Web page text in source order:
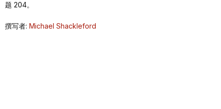
题 204。
撰写者: Michael Shackleford